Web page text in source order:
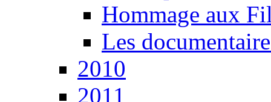
Hommage aux
Les
2010
2011